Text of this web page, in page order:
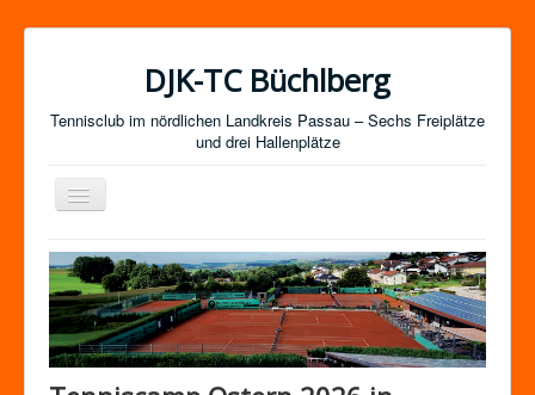
DJK-TC Büchlberg
Tennisclub im nördlichen Landkreis Passau – Sechs Freiplätze
und drei Hallenplätze
Navigation
an/aus
News
Termine
Mitgliedschaft / Kurse
Newsletter-Anmeldung